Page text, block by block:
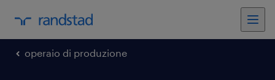
operaio di produzione